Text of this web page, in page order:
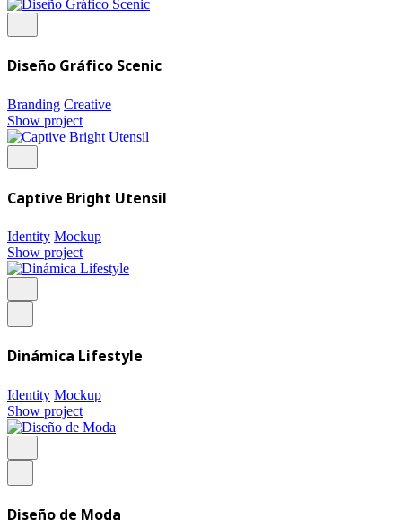
Diseño Gráfico Scenic
Branding Creative
Show project
Captive Bright Utensil
Identity Mockup
Show project
Dinámica Lifestyle
Identity Mockup
Show project
Diseño de Moda